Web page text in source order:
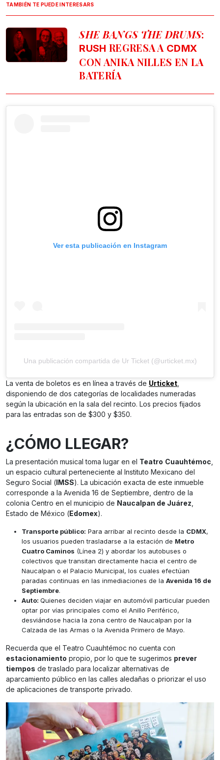
TAMBIÉN TE PUEDE INTERESARS
SHE BANGS THE DRUMS:
RUSH REGRESA A CDMX
CON ANIKA NILLES EN LA
BATERÍA
Ver esta publicación en Instagram
Una publicación compartida de Ur Ticket (@urticket.mx)
La venta de boletos es en línea a través de Urticket
disponiendo de dos categorías de localidades numeradas
según la ubicación en la sala del recinto. Los precios fijados
para las entradas son de $300 y $350.
¿CÓMO LLEGAR?
La presentación musical toma lugar en el Teatro Cuauhtémoc
un espacio cultural perteneciente al Instituto Mexicano del
Seguro Social (IMSS). La ubicación exacta de este inmueble
corresponde a la Avenida 16 de Septiembre, dentro de la
colonia Centro en el municipio de Naucalpan de Juárez
Estado de México (Edomex).
Transporte público: Para arribar al recinto desde la CDMX,
los usuarios pueden trasladarse a la estación de Metro
Cuatro Caminos (Línea 2) y abordar los autobuses o
colectivos que transitan directamente hacia el centro de
Naucalpan o el Palacio Municipal, los cuales efectúan
paradas continuas en las inmediaciones de la Avenida 16 de
Septiembre.
Auto: Quienes deciden viajar en automóvil particular pueden
optar por vías principales como el Anillo Periférico,
desviándose hacia la zona centro de Naucalpan por la
Calzada de las Armas o la Avenida Primero de Mayo.
Recuerda que el Teatro Cuauhtémoc no cuenta con
estacionamiento propio, por lo que te sugerimos prever
tiempos de traslado para localizar alternativas de
aparcamiento público en las calles aledañas o priorizar el uso
de aplicaciones de transporte privado.